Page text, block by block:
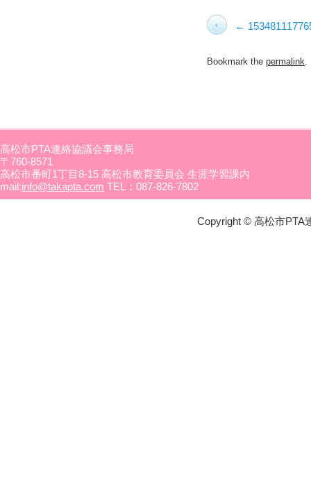
Bookmark the permalink.
高松市PTA連絡協議会事務局
〒760-8571
高松市番町1丁目8-15 高松市教育委員会 生涯学習課内
mail:info@takapta.com TEL：087-826-7802
Copyright © 高松市PTA